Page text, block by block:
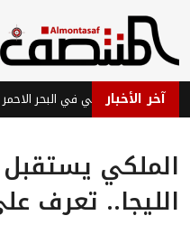
آخر الأخبار
الملكي
الليجا.. تعرف